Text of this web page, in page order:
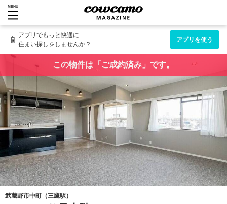
MENU
📱 アプリでもっと快適に
住まい探しをしませんか？
アプリを使う
この物件は「ご成約済み」です。
武蔵野市中町（三鷹駅）